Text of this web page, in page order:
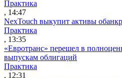
Практика
, 14:47
NexTouch выкупит активы
Практика
, 13:35
«Евротранс» перешел в
выпускам облигаций
Практика
, 12:31